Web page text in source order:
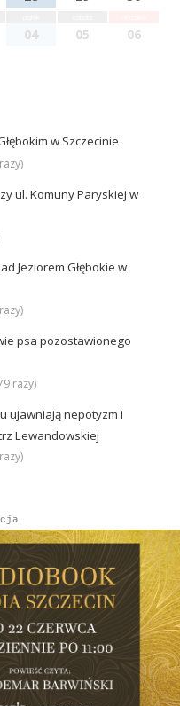
04 05 06
w Szczecinie
ul. Komuny Paryskiej w
Jeziorem Głębokie w
psa pozostawionego
razy)
ujawniają nepotyzm i
Lewandowskiej